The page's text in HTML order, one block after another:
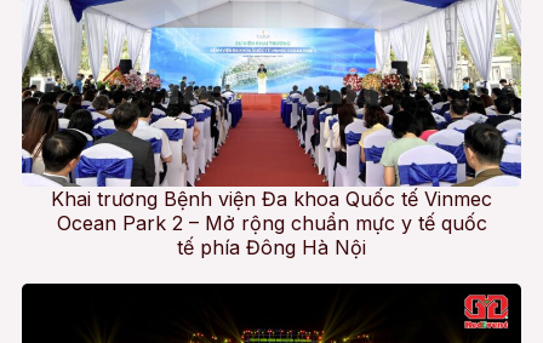
Khai trương Bệnh viện Đa khoa Quốc tế Vinmec
Ocean Park 2 – Mở rộng chuẩn mực y tế quốc
tế phía Đông Hà Nội